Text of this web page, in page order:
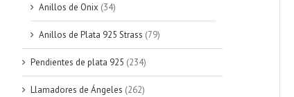
Anillos de Onix (34)
Anillos de Plata 925 Strass (79)
Pendientes de plata 925 (234)
Llamadores de Ángeles (262)